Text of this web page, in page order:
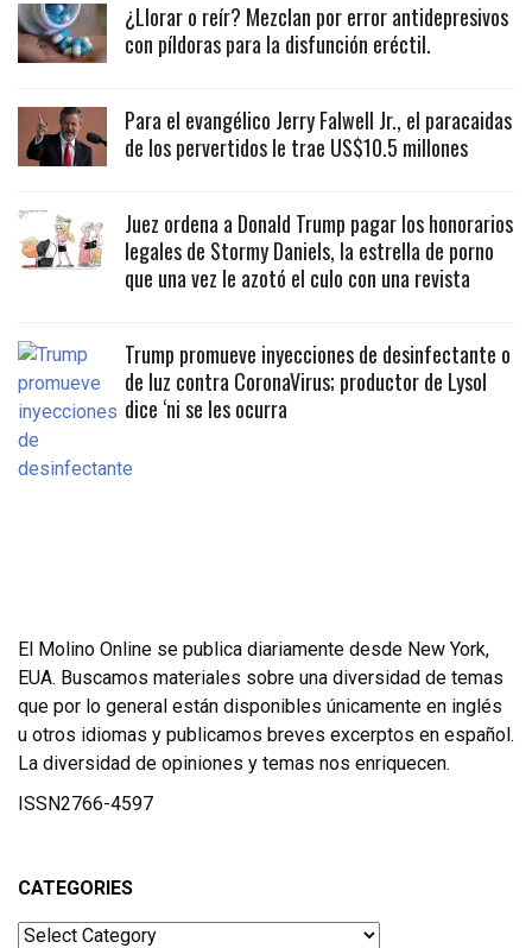
¿Llorar o reír? Mezclan por error antidepresivos
con píldoras para la disfunción eréctil.
Para el evangélico Jerry Falwell Jr., el paracaidas
de los pervertidos le trae US$10.5 millones
Juez ordena a Donald Trump pagar los honorarios
legales de Stormy Daniels, la estrella de porno
que una vez le azotó el culo con una revista
Trump promueve inyecciones de desinfectante o
de luz contra CoronaVirus; productor de Lysol
dice ‘ni se les ocurra
El Molino Online se publica diariamente desde New York,
EUA. Buscamos materiales sobre una diversidad de temas
que por lo general están disponibles únicamente en inglés
u otros idiomas y publicamos breves excerptos en español.
La diversidad de opiniones y temas nos enriquecen.
ISSN2766-4597
CATEGORIES
Categories